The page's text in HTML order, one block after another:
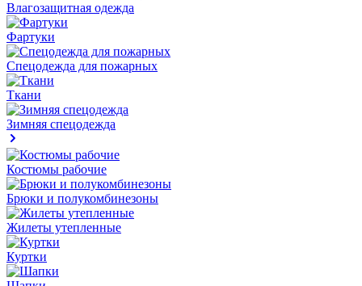
Влагозащитная одежда
Фартуки
Спецодежда для пожарных
Ткани
Зимняя спецодежда
Костюмы рабочие
Брюки и полукомбинезоны
Жилеты утепленные
Куртки